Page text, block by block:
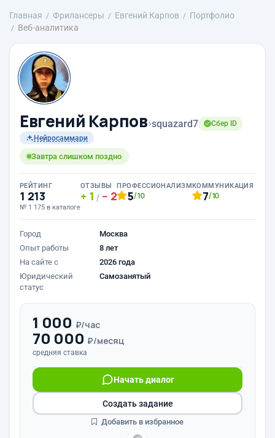
Главная Фрилансеры Евгений Карпов
Портфолио
Веб-аналитика
Евгений Карпов›squazard7
Сбер ID
Нейросаммари
Завтра слишком поздно
РЕЙТИНГ
1 213
№ 1 175 в каталоге
ОТЗЫВЫ
1 / 2
ПРОФЕССИОНАЛИЗМ
5/10
КОММУНИКАЦИЯ
7/10
Город
Москва
Опыт работы
8 лет
На сайте с
2026 года
Юридический
статус
Самозанятый
1 000 ₽/час
70 000 ₽/месяц
средняя ставка
Начать диалог
Создать задание
Добавить в избранное